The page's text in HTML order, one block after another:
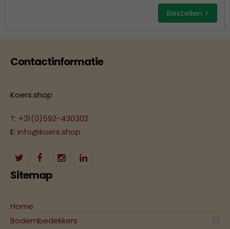
Bestellen >
Contactinformatie
Koers.shop
T: +31(0)592-430302
E: info@koers.shop
Sitemap
Home
Bodembedekkers